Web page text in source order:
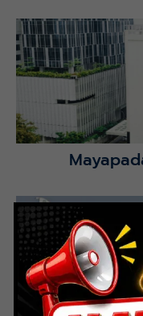
Mayapada Hospital
Lihat Detail
Lihat Detail